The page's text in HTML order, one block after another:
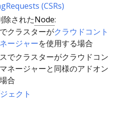
(CSRs)
除されたNode:
クラスターがクラウドコント
ージャーを使用する場合
でクラスターがクラウドコン
ネージャーと同様のアドオン
合
ェクト